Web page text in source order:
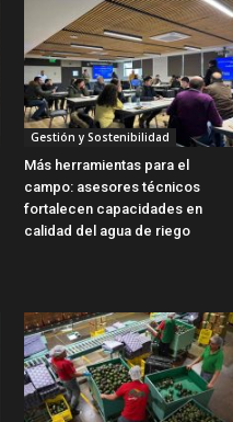
Gestión y Sostenibilidad
Más herramientas para el
campo: asesores técnicos
fortalecen capacidades en
calidad del agua de riego